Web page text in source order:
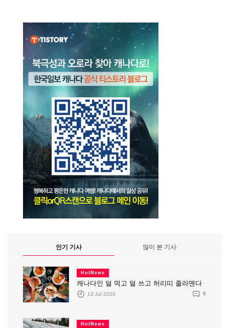
인기 기사 많이 본 기사
HotNews
캐나다인 덜 먹고 덜 쓰고 허리띠 졸라맨다
13 Jul 2026 0
HotNews